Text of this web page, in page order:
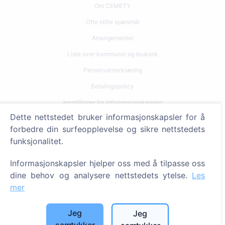
Om CEMETY
Ofte stilte spørsmål
Arrangementer
Liste over kommuner og brukere
Personvernerklæring
Betalingspolicy
Innstillinger for informasjonskapsler
Søk etter gravplasser
Kontakter
Dette nettstedet bruker informasjonskapsler for å
forbedre din surfeopplevelse og sikre nettstedets
funksjonalitet.
Informasjonskapsler hjelper oss med å tilpasse oss
dine behov og analysere nettstedets ytelse. Les
mer
Jeg
Jeg